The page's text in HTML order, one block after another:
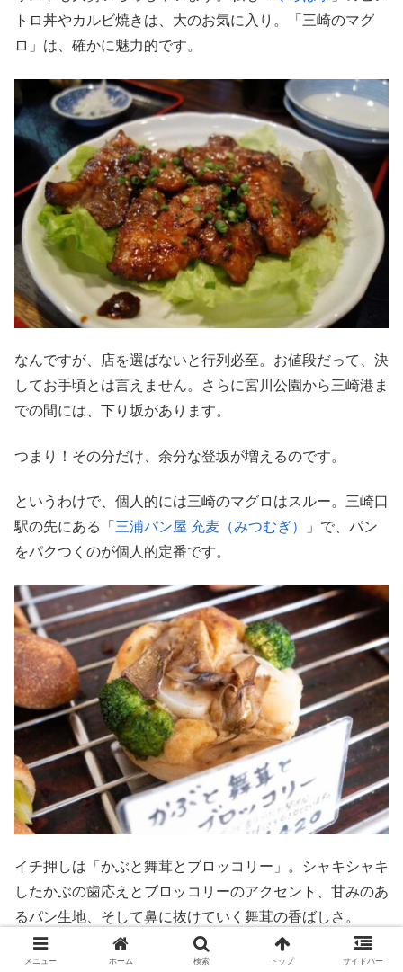
トロ丼やカルビ焼きは、大のお気に入り。「三崎のマグ
ロ」は、確かに魅力的です。
なんですが、店を選ばないと行列必至。お値段だって、決
してお手頃とは言えません。さらに宮川公園から三崎港ま
での間には、下り坂があります。
つまり！その分だけ、余分な登坂が増えるのです。
というわけで、個人的には三崎のマグロはスルー。三崎口
駅の先にある「 三浦パン屋 充麦（みつむぎ）
」で、パン
をパクつくのが個人的定番です。
イチ押しは「かぶと舞茸とブロッコリー」。シャキシャキ
したかぶの歯応えとブロッコリーのアクセント、甘みのあ
るパン生地、そして鼻に抜けていく舞茸の香ばしさ。
食ってみな…飛ぶぞ！
メニュー ホーム 検索 トップ サイドバー